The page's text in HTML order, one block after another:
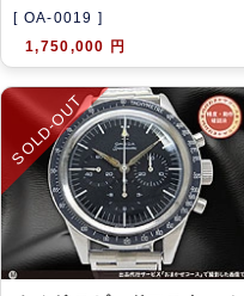
[ OA-0019 ]
1,750,000 円
SOLD-OUT